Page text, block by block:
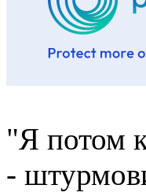
"Я потом
-